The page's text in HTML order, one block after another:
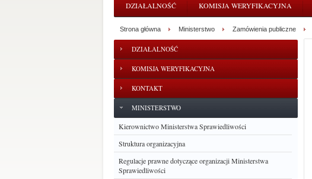
DZIAŁALNOŚĆ KOMISJA WERYFIKACYJNA
DZIAŁALNOŚĆ
KOMISJA WERYFIKACYJNA
KONTAKT
MINISTERSTWO
Kierownictwo Ministerstwa Sprawiedliwości
Struktura organizacyjna
Regulacje prawne dotyczące organizacji Ministerstwa
Sprawiedliwości
Strona główna Ministerstwo Zamówienia publiczne